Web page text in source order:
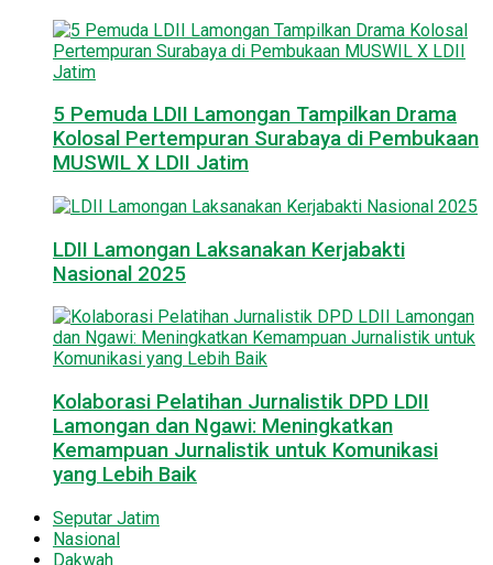
5 Pemuda LDII Lamongan Tampilkan Drama
Kolosal Pertempuran Surabaya di Pembukaan
MUSWIL X LDII Jatim
LDII Lamongan Laksanakan Kerjabakti
Nasional 2025
Kolaborasi Pelatihan Jurnalistik DPD LDII
Lamongan dan Ngawi: Meningkatkan
Kemampuan Jurnalistik untuk Komunikasi
yang Lebih Baik
Seputar Jatim
Nasional
Dakwah